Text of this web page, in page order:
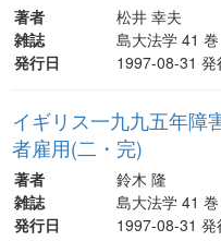
著者
松井 幸夫
雑誌
島大法学 41
発行日
1997-08-31 発
イギリス一九九五年障
者雇用(二・完)
著者
鈴木 隆
雑誌
島大法学 41
発行日
1997-08-31 発